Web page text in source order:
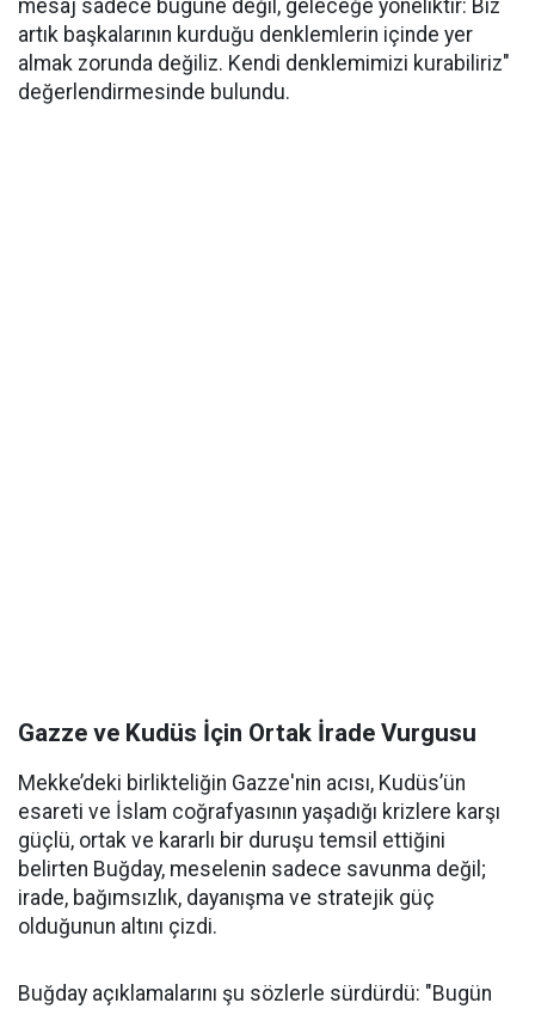
mesaj sadece bugüne değil, geleceğe yöneliktir: Biz
artık başkalarının kurduğu denklemlerin içinde yer
almak zorunda değiliz. Kendi denklemimizi kurabiliriz"
değerlendirmesinde bulundu.
Gazze ve Kudüs İçin Ortak İrade Vurgusu
Mekke’deki birlikteliğin Gazze'nin acısı, Kudüs’ün
esareti ve İslam coğrafyasının yaşadığı krizlere karşı
güçlü, ortak ve kararlı bir duruşu temsil ettiğini
belirten Buğday, meselenin sadece savunma değil;
irade, bağımsızlık, dayanışma ve stratejik güç
olduğunun altını çizdi.
Buğday açıklamalarını şu sözlerle sürdürdü: "Bugün